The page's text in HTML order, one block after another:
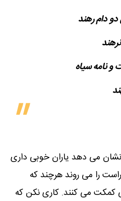
دام رهند
نامه سیاه
می دهد یاران خوبی داری
را می روند هرچند که
کمکت می کنند. کاری نکن که